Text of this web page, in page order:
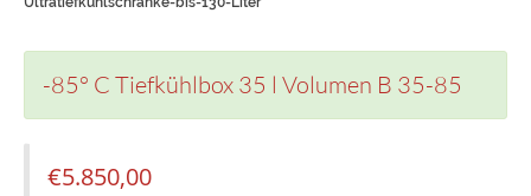
-85° C Tiefkühlbox 35 l Volumen B 35-85
€5.850,00